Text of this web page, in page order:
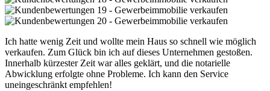
Ich hatte wenig Zeit und wollte mein Haus so schnell wie möglich
verkaufen. Zum Glück bin ich auf dieses Unternehmen gestoßen.
Innerhalb kürzester Zeit war alles geklärt, und die notarielle
Abwicklung erfolgte ohne Probleme. Ich kann den Service
uneingeschränkt empfehlen!